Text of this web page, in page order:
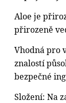
Aloe je
přirozeně
Vhodná pro
znalostí
bezpečné
Složení: Na